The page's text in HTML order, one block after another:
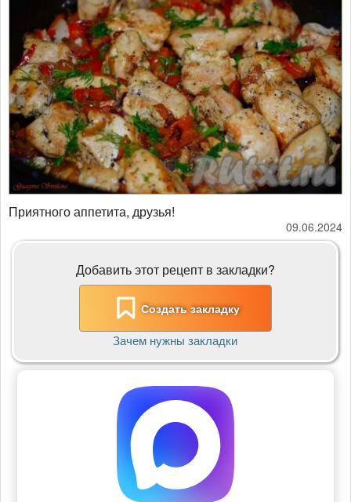
Приятного аппетита, друзья!
09.06.2024
Добавить этот рецепт в закладки?
Создать закладку
Зачем нужны закладки